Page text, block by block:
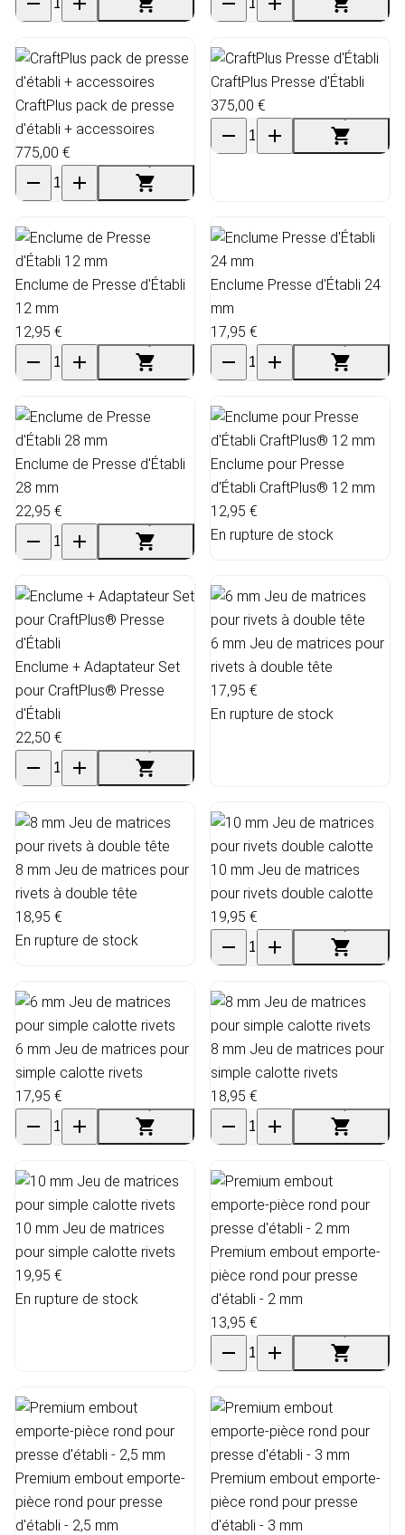
CraftPlus pack de presse
d'établi + accessoires
775,00 €
CraftPlus Presse d'Établi
375,00 €
Enclume de Presse d'Établi
12 mm
12,95 €
Enclume Presse d'Établi 24
mm
17,95 €
Enclume de Presse d'Établi
28 mm
22,95 €
Enclume pour Presse
d'Établi CraftPlus® 12 mm
12,95 €
En rupture de stock
Enclume + Adaptateur Set
pour CraftPlus® Presse
d'Établi
22,50 €
6 mm Jeu de matrices pour
rivets à double tête
17,95 €
En rupture de stock
8 mm Jeu de matrices pour
rivets à double tête
18,95 €
En rupture de stock
10 mm Jeu de matrices
pour rivets double calotte
19,95 €
6 mm Jeu de matrices pour
simple calotte rivets
17,95 €
8 mm Jeu de matrices pour
simple calotte rivets
18,95 €
10 mm Jeu de matrices
pour simple calotte rivets
19,95 €
En rupture de stock
Premium embout emporte-
pièce rond pour presse
d'établi - 2 mm
13,95 €
Premium embout emporte-
pièce rond pour presse
d'établi - 2,5 mm
Premium embout emporte-
pièce rond pour presse
d'établi - 3 mm